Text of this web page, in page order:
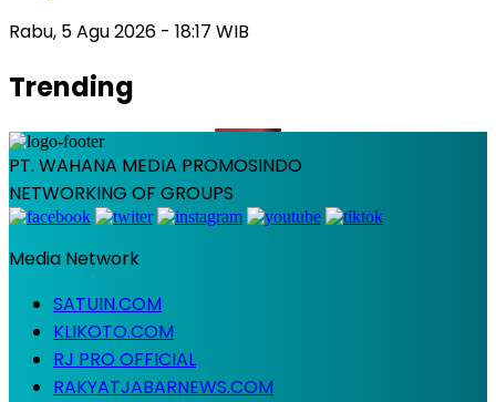
Rabu, 5 Agu 2026 - 18:17 WIB
Trending
PT. WAHANA MEDIA PROMOSINDO
NETWORKING OF GROUPS
Media Network
SATUIN.COM
KLIKOTO.COM
RJ PRO OFFICIAL
RAKYATJABARNEWS.COM